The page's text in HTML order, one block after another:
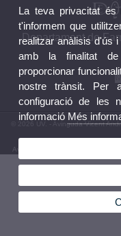
Departament de
© 2026 UV. - Avinguda Vicent
Avís legal
La teva privacitat és
t'informem que
realitzar anàlisis d'ús
amb la finalitat de
proporcionar
nostre trànsit. Per
configuració de les
informació Més